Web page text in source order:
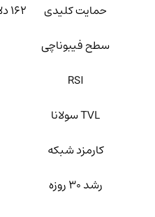
حمایت کلیدی
۱۶۲ دلار (میانگین متحرک ۲۰۰ روزه)
سطح فیبوناچی
RSI
TVL سولانا
کارمزد شبکه
رشد ۳۰ روزه